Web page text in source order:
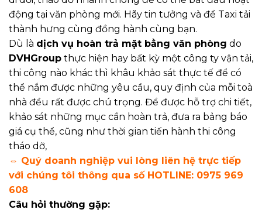
động tại văn phòng mới. Hãy tin tưởng và để Taxi tải
thành hưng cùng đồng hành cùng bạn.
Dù là dịch vụ hoàn trả mặt bằng văn phòng do
DVHGroup thực hiện hay bất kỳ một công ty vận tải,
thi công nào khác thì khâu khảo sát thực tế để có
thể nắm được những yêu cầu, quy định của mỗi toà
nhà đều rất được chú trọng. Để được hỗ trợ chi tiết,
khảo sát những mục cần hoàn trả, đưa ra bảng báo
giá cụ thể, cũng như thời gian tiến hành thi công
tháo dỡ,
⇔ Quý doanh nghiệp vui lòng liên hệ trực tiếp
với chúng tôi thông qua số HOTLINE: 0975 969
608
Câu hỏi thường gặp: